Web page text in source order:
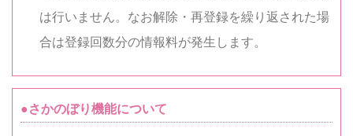
は行いません。なお解除・再登録を繰り返された場
合は登録回数分の情報料が発生します。
●さかのぼり機能について